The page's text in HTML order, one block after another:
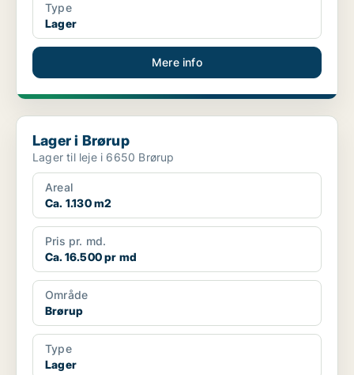
Type
Lager
Mere info
Lager i Brørup
Lager i Brørup
Lager til leje i 6650 Brørup
Areal
Ca. 1.130 m2
Pris pr. md.
Ca. 16.500 pr md
Område
Brørup
Type
Lager